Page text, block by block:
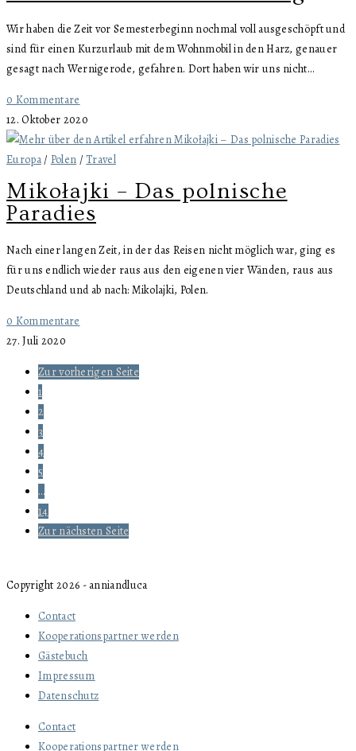
Wir haben die Zeit vor Semesterbeginn nochmal voll ausgeschöpft und
sind für einen Kurzurlaub mit dem Wohnmobil in den Harz, genauer
gesagt nach Wernigerode, gefahren. Dort haben wir uns nicht…
0 Kommentare
12. Oktober 2020
Europa/ Polen /Travel
Mikołajki – Das polnische
Paradies
Nach einer langen Zeit, in der das Reisen nicht möglich war, ging es
für uns endlich wieder raus aus den eigenen vier Wänden, raus aus
Deutschland und ab nach: Mikolajki, Polen.
0 Kommentare
27. Juli 2020
Zur vorherigen Seite
1
2
3
4
5
…
14
Zur nächsten Seite
Copyright 2026 - anniandluca
Contact
Kooperationspartner werden
Gästebuch
Impressum
Datenschutz
Contact
Kooperationspartner werden